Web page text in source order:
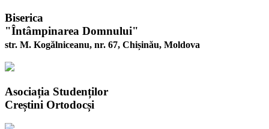
Biserica
"Întâmpinarea Domnului"
str. M. Kogălniceanu, nr. 67, Chișinău, Moldova
Asociația Studenților
Creștini Ortodocși